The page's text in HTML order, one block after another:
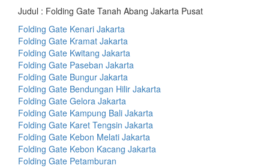
Judul : Folding Gate Tanah Abang Jakarta Pusat
Folding Gate Kenari Jakarta
Folding Gate Kramat Jakarta
Folding Gate Kwitang Jakarta
Folding Gate Paseban Jakarta
Folding Gate Bungur Jakarta
Folding Gate Bendungan Hilir Jakarta
Folding Gate Gelora Jakarta
Folding Gate Kampung Bali Jakarta
Folding Gate Karet Tengsin Jakarta
Folding Gate Kebon Melati Jakarta
Folding Gate Kebon Kacang Jakarta
Folding Gate Petamburan